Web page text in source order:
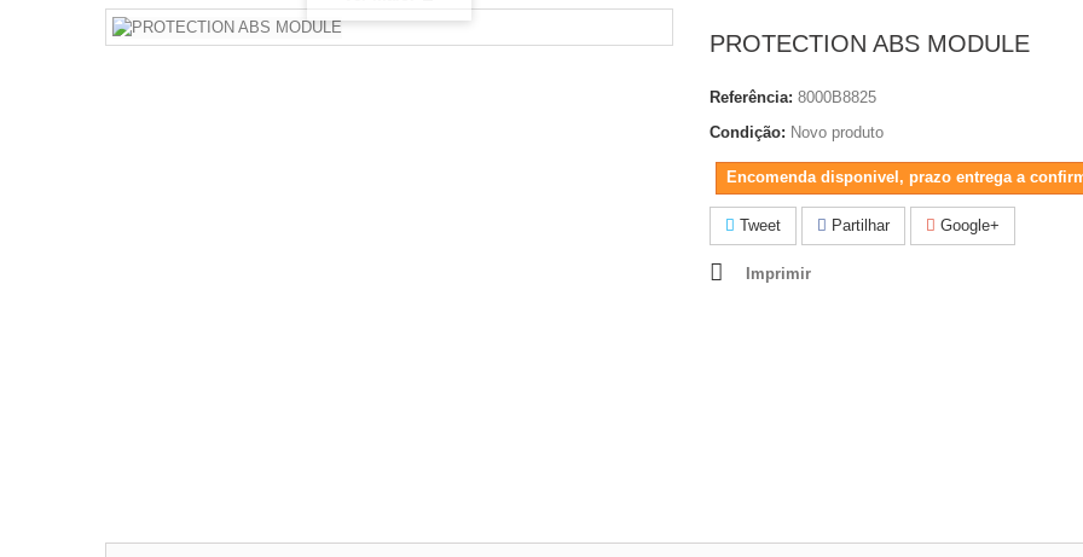
PROTECTION ABS MODULE
Referência: 8000B8825
Condição: Novo produto
Encomenda disponivel, prazo entrega a
Tweet Partilhar Google+
Imprimir